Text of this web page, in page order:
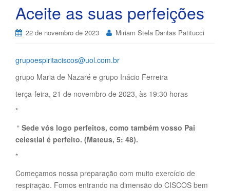
Aceite as suas perfeições
22 de novembro de 2023 Miriam Stela Dantas Patitucci
grupoespiritaciscos@uol.com.br
grupo Maria de Nazaré e grupo Inácio Ferreira
terça-feira, 21 de novembro de 2023, às 19:30 horas
*
“ Sede vós logo perfeitos, como também vosso Pai
celestial é perfeito. (Mateus, 5: 48).
*
Começamos nossa preparação com muito exercício de
respiração. Fomos entrando na dimensão do CISCOS bem